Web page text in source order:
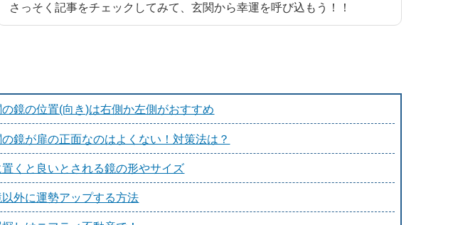
さっそく記事をチェックしてみて、玄関から幸運を呼び込もう！！
鏡の位置(向き)は右側か左側がおすすめ
鏡が扉の正面なのはよくない！対策法は？
くと良いとされる鏡の形やサイズ
外に運勢アップする方法